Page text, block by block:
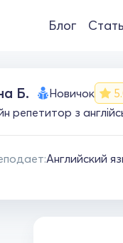
Блог
Б. Новичок
репетитор з
Английский